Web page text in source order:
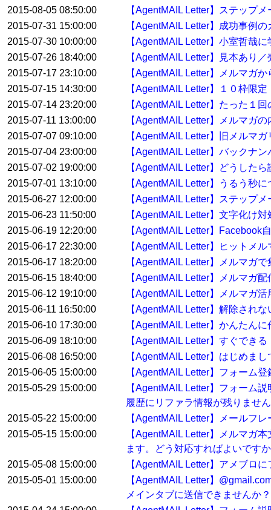
2015-08-05 08:50:00
【AgentMAIL Letter】ステップ
2015-07-31 15:00:00
【AgentMAIL Letter】成功事例
2015-07-30 10:00:00
【AgentMAIL Letter】小室哲哉
2015-07-26 18:40:00
【AgentMAIL Letter】見本あり
2015-07-17 23:10:00
【AgentMAIL Letter】メルマガ
2015-07-15 14:30:00
【AgentMAIL Letter】１０枠限
2015-07-14 23:20:00
【AgentMAIL Letter】たった１
2015-07-11 13:00:00
【AgentMAIL Letter】メルマガ
2015-07-07 09:10:00
【AgentMAIL Letter】旧メルマ
2015-07-04 23:00:00
【AgentMAIL Letter】バックナ
2015-07-02 19:00:00
【AgentMAIL Letter】どうした
2015-07-01 13:10:00
【AgentMAIL Letter】うるう秒に
2015-06-27 12:00:00
【AgentMAIL Letter】ステップ
2015-06-23 11:50:00
【AgentMAIL Letter】文字化け対
2015-06-19 12:20:00
【AgentMAIL Letter】Facebook
2015-06-17 22:30:00
【AgentMAIL Letter】ヒットメ
2015-06-17 18:20:00
【AgentMAIL Letter】メルマガ
2015-06-15 18:40:00
【AgentMAIL Letter】メルマガ
2015-06-12 19:10:00
【AgentMAIL Letter】メルマガ活
2015-06-11 16:50:00
【AgentMAIL Letter】解除され
2015-06-10 17:30:00
【AgentMAIL Letter】かんたん
2015-06-09 18:10:00
【AgentMAIL Letter】すぐでき
2015-06-08 16:50:00
【AgentMAIL Letter】はじめま
2015-06-05 15:00:00
【AgentMAIL Letter】フォーム
2015-05-29 15:00:00
【AgentMAIL Letter】フォーム
履歴にリファラ情報が残りませ
2015-05-22 15:00:00
【AgentMAIL Letter】メールフ
2015-05-15 15:00:00
【AgentMAIL Letter】メルマガ
ます。どう対応すればよいです
2015-05-08 15:00:00
【AgentMAIL Letter】アメブロ
2015-05-01 15:00:00
【AgentMAIL Letter】
メインタブに送信できませんか？